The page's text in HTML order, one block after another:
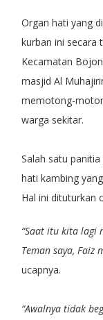
Organ hati yang
kurban ini secara
Kecamatan
masjid Al
memotong-
warga sekitar.
Salah satu
hati kambing
Hal ini dituturkan
“Saat itu kita lagi
Teman saya, Faiz
ucapnya.
“Awalnya tidak